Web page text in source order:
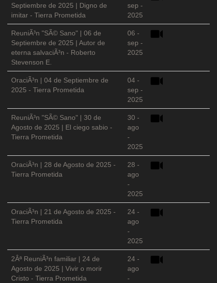
Septiembre de 2025 | Digno de
imitar - Tierra Prometida
sep -
2025
ReuniÃ³n "SÃ© Sano" | 06 de
Septiembre de 2025 | Autor de
eterna salvaciÃ³n - Roberto
Stevenson E.
06 -
sep -
2025
OraciÃ³n | 04 de Septiembre de
2025 - Tierra Prometida
04 -
sep -
2025
ReuniÃ³n "SÃ© Sano" | 30 de
Agosto de 2025 | El ciego sabio -
Tierra Prometida
30 -
ago
-
2025
OraciÃ³n | 28 de Agosto de 2025 -
Tierra Prometida
28 -
ago
-
2025
OraciÃ³n | 21 de Agosto de 2025 -
Tierra Prometida
24 -
ago
-
2025
2Âª ReuniÃ³n familiar | 24 de
Agosto de 2025 | Vivir o morir
Cristo - Tierra Prometida
24 -
ago
-